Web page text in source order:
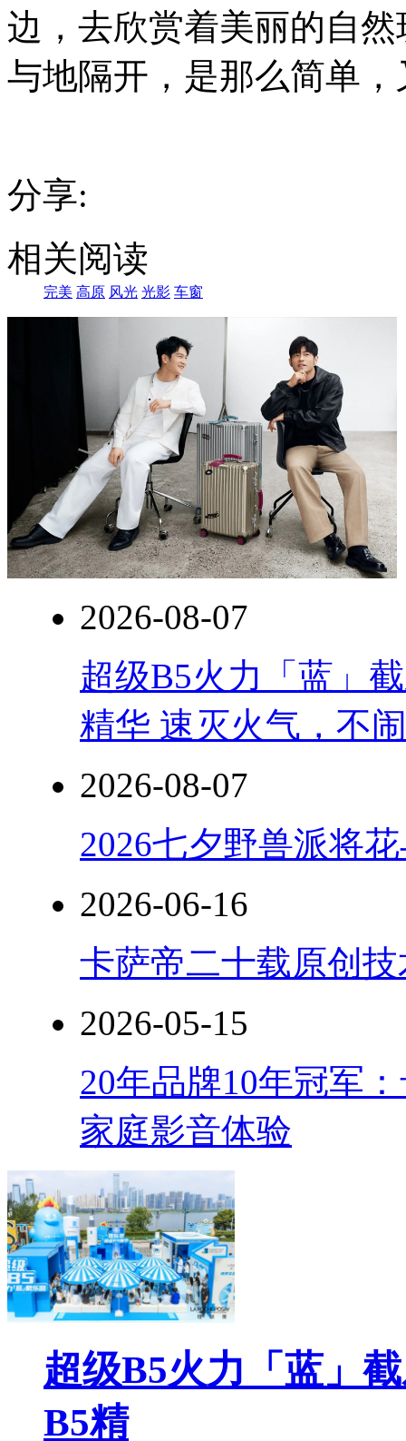
划
前
往
拉
萨，
间
的
因
准
备
返
边，去欣赏着美丽的自
与地隔开，是那么简单
分享:
相关阅读
完美 高原 风光 光影 车窗
2026-08-07
超级B5火力「蓝」
精华 速灭火气，不
2026-08-07
2026七夕野兽派将
2026-06-16
卡萨帝二十载原创
2026-05-15
20年品牌10年冠军
家庭影音体验
超级B5火力「蓝」
B5精